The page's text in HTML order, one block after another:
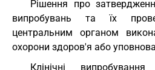
Рішення про
випробувань та їх
центральним органом
охорони здоров'я або
Клінічні